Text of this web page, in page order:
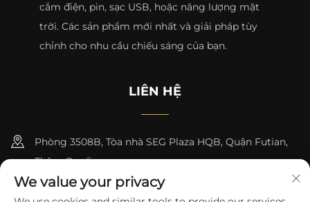
cắm điện, pin, sạc USB, hoặc năng lượng mặt
trời. Các sản phẩm mới nhất và giải pháp tùy
chỉnh cho nhu cầu chiếu sáng của bạn.
LIÊN HỆ
Phòng 3508B, Tòa nhà SEG Plaza HQB, Quận Futian,
Thâm Quyến
+8615817427232
We value your privacy